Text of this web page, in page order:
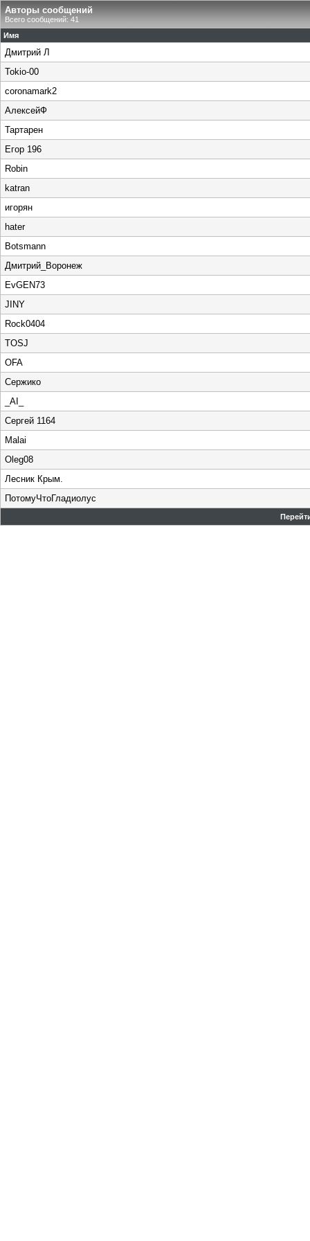
Авторы сообщений
Всего сообщений: 41
Имя
Дмитрий Л
Tokio-00
coronamark2
АлексейФ
Тартарен
Егор 196
Robin
katran
игорян
hater
Botsmann
Дмитрий_Воронеж
EvGEN73
JINY
Rock0404
TOSJ
OFA
Сержико
_AI_
Сергей 1164
Malai
Oleg08
Лесник Крым.
ПотомуЧтоГладиолус